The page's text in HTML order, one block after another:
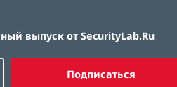
выпуск от SecurityLab.Ru
Подписаться